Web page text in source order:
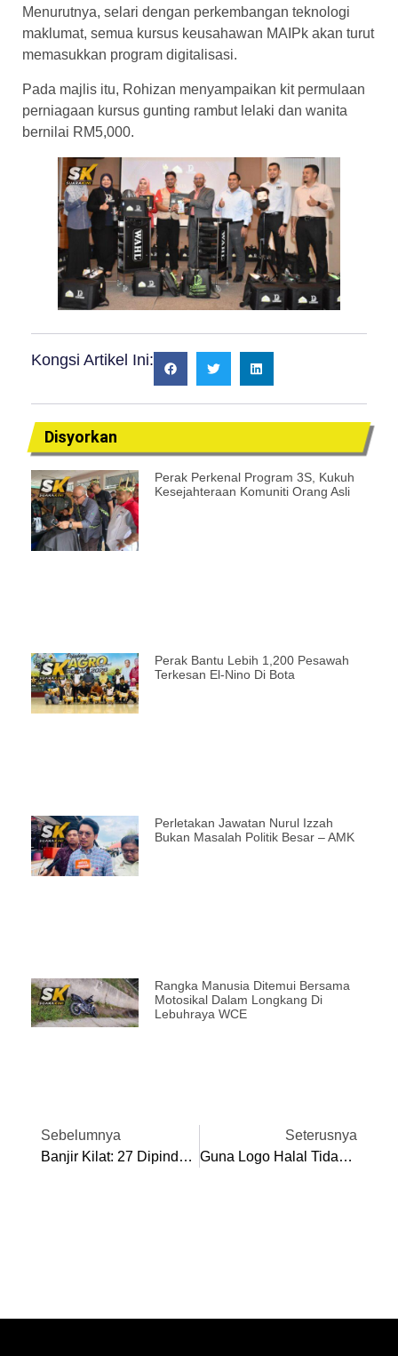
Menurutnya, selari dengan perkembangan teknologi
maklumat, semua kursus keusahawan MAIPk akan turut
memasukkan program digitalisasi.
Pada majlis itu, Rohizan menyampaikan kit permulaan
perniagaan kursus gunting rambut lelaki dan wanita
bernilai RM5,000.
Kongsi Artikel Ini:
Disyorkan
Perak Perkenal Program 3S, Kukuh
Kesejahteraan Komuniti Orang Asli
Perak Bantu Lebih 1,200 Pesawah
Terkesan El-Nino Di Bota
Perletakan Jawatan Nurul Izzah
Bukan Masalah Politik Besar – AMK
Rangka Manusia Ditemui Bersama
Motosikal Dalam Longkang Di
Lebuhraya WCE
Sebelumnya
Banjir Kilat: 27 Dipindahkan Di Lenggong
Seterusnya
Guna Logo Halal Tidak Sah, Lagi Kilang Makanan Bakal Dikenakan Tindakan